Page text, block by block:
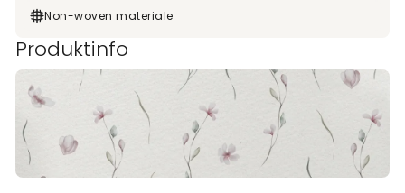
Non-woven materiale
Produktinfo